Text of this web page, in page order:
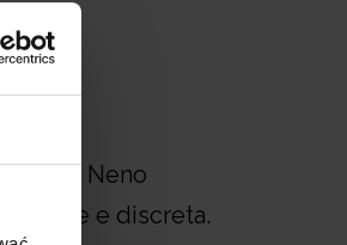
Neno
e discreta.